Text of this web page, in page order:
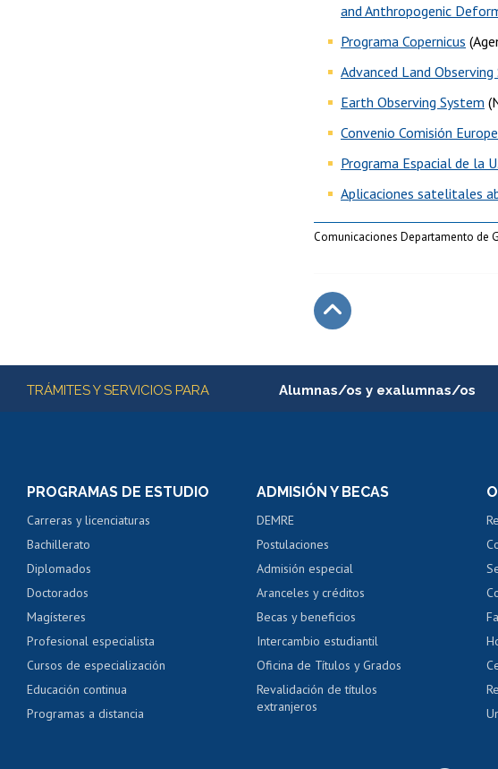
and Anthropogenic
Programa Copernicus
Advanced Land
Earth Observing System
Convenio Comisión
Programa Espacial de la
Aplicaciones satelitales
Comunicaciones Departamento de
Más información
TRÁMITES Y SERVICIOS PARA Alumnas/os y exalumnas/os
Consulta y certificado de notas
Servicio médico y dental
Pago de arancel y crédito alumnos
Pago de arancel y crédito exalumnos
Certificado de títulos y grados
PROGRAMAS DE ESTUDIO
Carreras y licenciaturas
Bachillerato
Diplomados
Doctorados
Magísteres
Profesional especialista
Cursos de especialización
Educación continua
Programas a distancia
ADMISIÓN Y BECAS
DEMRE
Postulaciones
Admisión especial
Aranceles y créditos
Becas y beneficios
Intercambio estudiantil
Oficina de Títulos y Grados
Revalidación de títulos
extranjeros